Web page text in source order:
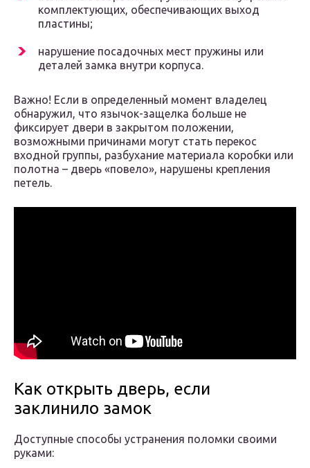
комплектующих, обеспечивающих выход
пластины;
нарушение посадочных мест пружины или
деталей замка внутри корпуса.
Важно! Если в определенный момент владелец
обнаружил, что язычок-защелка больше не
фиксирует двери в закрытом положении,
возможными причинами могут стать перекос
входной группы, разбухание материала коробки или
полотна – дверь «повело», нарушены крепления
петель.
Как открыть дверь, если
заклинило замок
Доступные способы устранения поломки своими
руками: